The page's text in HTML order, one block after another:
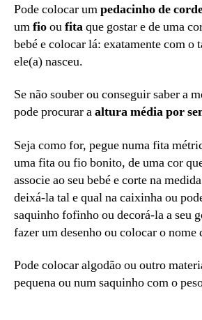
Pode colocar umpedacinho de
umfiooufitaque gostar e de uma
bebé e colocar lá: exatamente com o
ele(a) nasceu.
Se não souber ou conseguir saber a
pode procurar aaltura média por
Seja como for, pegue numa fita
uma fita ou fio bonito, de uma cor
associe ao seu bebé e corte na
deixá-la tal e qual na caixinha ou
saquinho fofinho ou decorá-la a seu
fazer um desenho ou colocar o nome
Pode colocar algodão ou outro
pequena ou num saquinho com o